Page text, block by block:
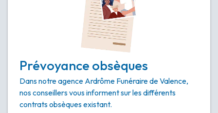
Prévoyance obsèques
Dans notre agence Ardrôme Funéraire de Valence,
nos conseillers vous informent sur les différents
contrats obsèques existant.